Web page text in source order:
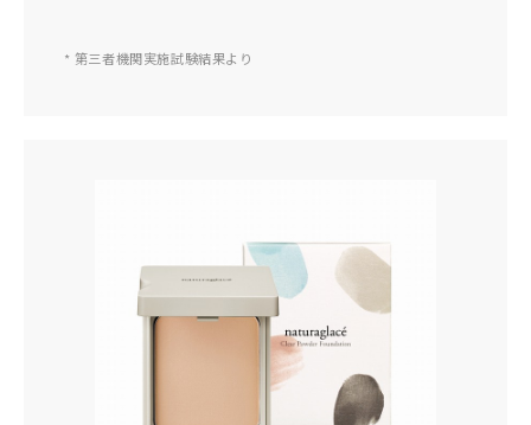
* 第三者機関実施試験結果より